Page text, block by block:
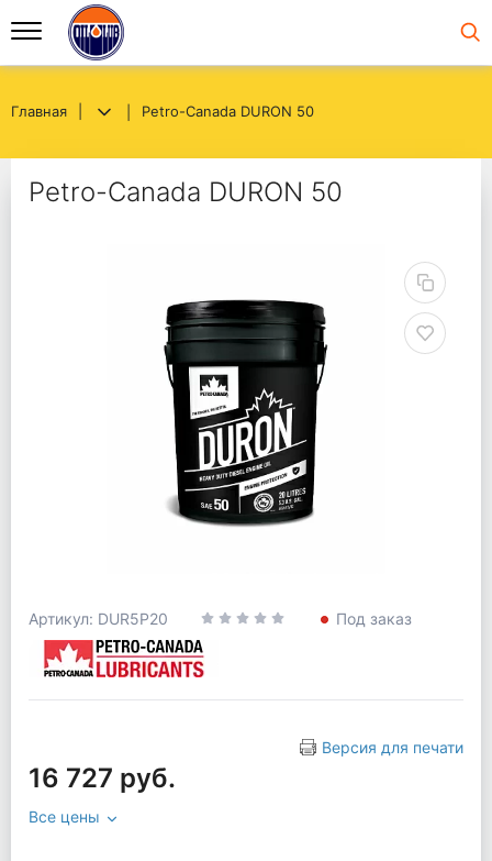
Главная Petro-Canada DURON 50
Petro-Canada DURON 50
Артикул: DUR5P20 Под заказ
Версия для печати
16 727 руб.
Все цены